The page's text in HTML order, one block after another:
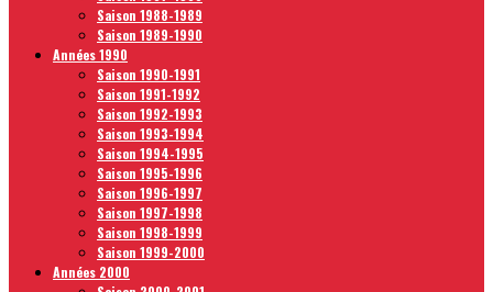
Saison 1988-1989
Saison 1989-1990
Années 1990
Saison 1990-1991
Saison 1991-1992
Saison 1992-1993
Saison 1993-1994
Saison 1994-1995
Saison 1995-1996
Saison 1996-1997
Saison 1997-1998
Saison 1998-1999
Saison 1999-2000
Années 2000